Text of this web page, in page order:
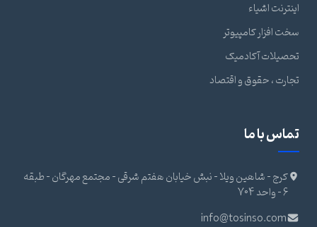
اشیاء
افزار کامپیوتر
آکادمیک
، حقوق و اقتصاد
با ما
کرج - شاهین ویلا - نبش خیابان هفتم شرقی - مجتمع مهرگان - طبقه
info@tosinso.com